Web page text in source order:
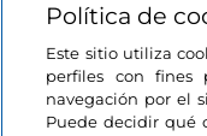
Estamos en contacto
Política de
Este sitio utiliza
perfiles con fines
navegación por el
Puede decidir qué